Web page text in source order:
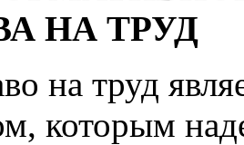
НА ТРУД
на труд
которым